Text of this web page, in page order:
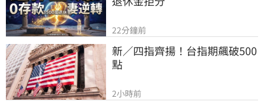
22分鐘前
新／四指齊揚！台指期飆破500
點
2小時前